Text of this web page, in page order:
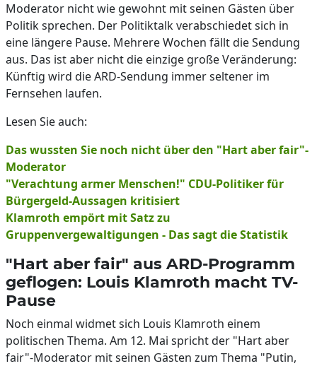
Moderator nicht wie gewohnt mit seinen Gästen über
Politik sprechen. Der Politiktalk verabschiedet sich in
eine längere Pause. Mehrere Wochen fällt die Sendung
aus. Das ist aber nicht die einzige große Veränderung:
Künftig wird die ARD-Sendung immer seltener im
Fernsehen laufen.
Lesen Sie auch:
Das wussten Sie noch nicht über den "Hart aber fair"-
Moderator
"Verachtung armer Menschen!" CDU-Politiker für
Bürgergeld-Aussagen kritisiert
Klamroth empört mit Satz zu
Gruppenvergewaltigungen - Das sagt die Statistik
"Hart aber fair" aus ARD-Programm
geflogen: Louis Klamroth macht TV-
Pause
Noch einmal widmet sich Louis Klamroth einem
politischen Thema. Am 12. Mai spricht der "Hart aber
fair"-Moderator mit seinen Gästen zum Thema "Putin,